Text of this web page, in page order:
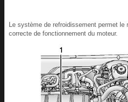
Le système de refroidissement permet le
correcte de fonctionnement du moteur.